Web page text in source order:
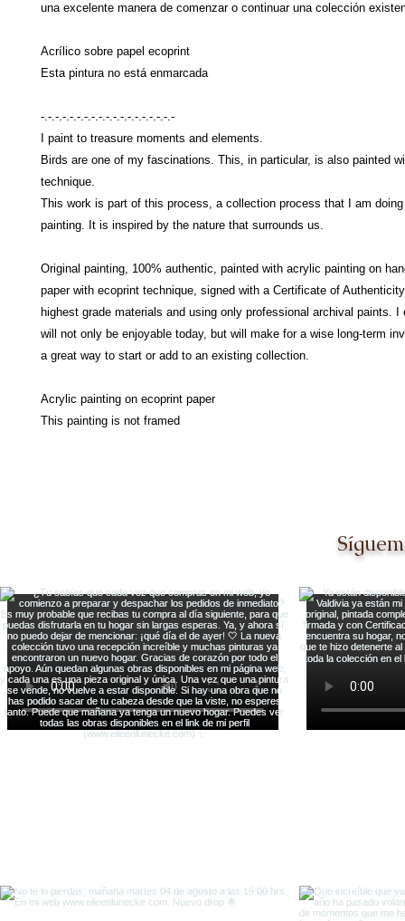
una excelente manera de comenzar o continuar una colección
Acrílico sobre papel ecoprint
Esta pintura no está enmarcada
-.-.-.-.-.-.-.-.-.-.-.-.-.-.-.-.-.-.-
I paint to treasure moments and elements.
Birds are one of my fascinations. This, in particular, is also painted
technique.
This work is part of this process, a collection process that I am doing
painting. It is inspired by the nature that surrounds us.
Original painting, 100% authentic, painted with acrylic painting on
paper with ecoprint technique, signed with a Certificate of
highest grade materials and using only professional archival paints. I
will not only be enjoyable today, but will make for a wise long-term
a great way to start or add to an existing collection.
Acrylic painting on ecoprint paper
This painting is not framed